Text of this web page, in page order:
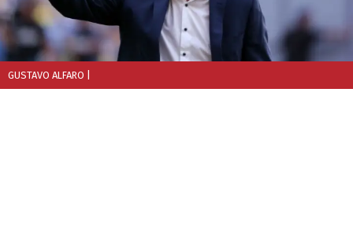
GUSTAVO ALFARO